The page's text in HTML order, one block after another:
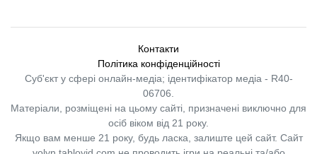
Контакти
Політика конфіденційності
Суб'єкт у сфері онлайн-медіа; ідентифікатор медіа - R40-
06706.
Матеріали, розміщені на цьому сайті, призначені виключно для
осіб віком від 21 року.
Якщо вам менше 21 року, будь ласка, залиште цей сайт. Сайт